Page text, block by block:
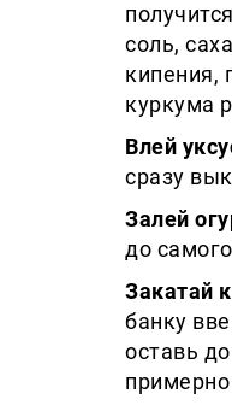
соль,
кипения,
куркума
Влей
сразу
Залей
до
Закатай
банку
оставь
примерно